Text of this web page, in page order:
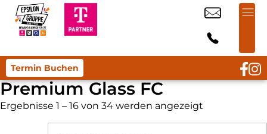
Termin Buchen
Premium Glass FC
Ergebnisse 1 – 16 von 34 werden angezeigt